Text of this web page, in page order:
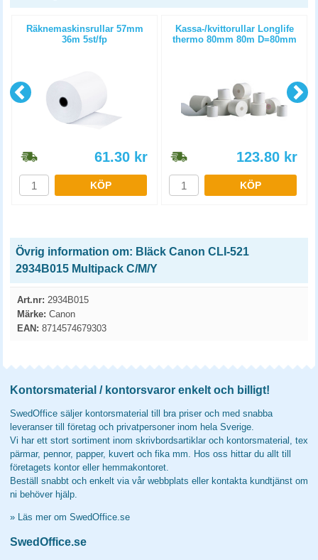
Räknemaskinsrullar 57mm
36m 5st/fp
61.30 kr
KÖP
Kassa-/kvittorullar Longlife
thermo 80mm 80m D=80mm
123.80 kr
KÖP
Övrig information om: Bläck Canon CLI-521
2934B015 Multipack C/M/Y
Art.nr: 2934B015
Märke: Canon
EAN: 8714574679303
Kontorsmaterial / kontorsvaror enkelt och billigt!
SwedOffice säljer kontorsmaterial till bra priser och med snabba
leveranser till företag och privatpersoner inom hela Sverige.
Vi har ett stort sortiment inom skrivbordsartiklar och kontorsmaterial, tex
pärmar, pennor, papper, kuvert och fika mm. Hos oss hittar du allt till
företagets kontor eller hemmakontoret.
Beställ snabbt och enkelt via vår webbplats eller kontakta kundtjänst om
ni behöver hjälp.
» Läs mer om SwedOffice.se
SwedOffice.se